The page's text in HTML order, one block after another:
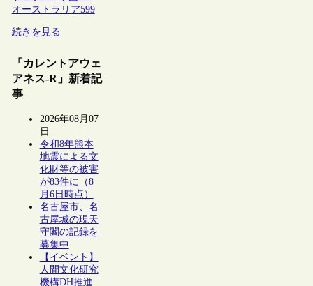
オーストラリア599
続きを見る
「カレントアウェ
アネス-R」新着記
事
2026年08月07
日
令和8年熊本
地震による文
化財等の被害
が83件に（8
月6日時点）
名古屋市、名
古屋城の現天
守閣の記録を
募集中
【イベント】
人間文化研究
機構DH推進